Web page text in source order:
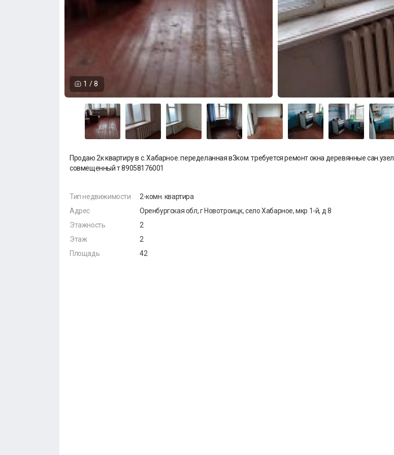
1 / 8
Продаю 2к квартиру в с. Хабарное. переделанная в3ком. требуется ремонт окна деревянные сан.узел
совмещенный т 89058176001
Тип недвижимости
Адрес
Этажность
Этаж
Площадь
2-комн. квартира
Оренбургская обл, г Новотроицк, село Хабарное, мкр 1-й, д 8
2
2
42